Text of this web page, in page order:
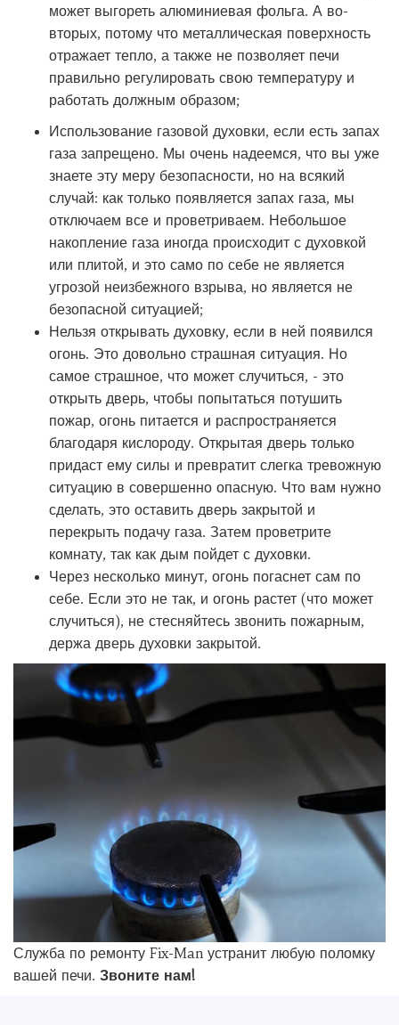
может выгореть алюминиевая фольга. А во-
вторых, потому что металлическая поверхность
отражает тепло, а также не позволяет печи
правильно регулировать свою температуру и
работать должным образом;
Использование газовой духовки, если есть запах
газа запрещено. Мы очень надеемся, что вы уже
знаете эту меру безопасности, но на всякий
случай: как только появляется запах газа, мы
отключаем все и проветриваем. Небольшое
накопление газа иногда происходит с духовкой
или плитой, и это само по себе не является
угрозой неизбежного взрыва, но является не
безопасной ситуацией;
Нельзя открывать духовку, если в ней появился
огонь. Это довольно страшная ситуация. Но
самое страшное, что может случиться, - это
открыть дверь, чтобы попытаться потушить
пожар, огонь питается и распространяется
благодаря кислороду. Открытая дверь только
придаст ему силы и превратит слегка тревожную
ситуацию в совершенно опасную. Что вам нужно
сделать, это оставить дверь закрытой и
перекрыть подачу газа. Затем проветрите
комнату, так как дым пойдет с духовки.
Через несколько минут, огонь погаснет сам по
себе. Если это не так, и огонь растет (что может
случиться), не стесняйтесь звонить пожарным,
держа дверь духовки закрытой.
Служба по ремонту Fix-Man устранит любую поломку
вашей печи. Звоните нам!